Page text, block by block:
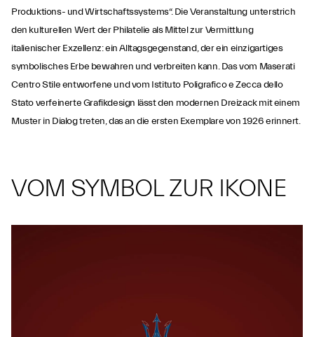
Produktions- und Wirtschaftssystems“. Die Veranstaltung unterstrich
den kulturellen Wert der Philatelie als Mittel zur Vermittlung
italienischer Exzellenz: ein Alltagsgegenstand, der ein einzigartiges
symbolisches Erbe bewahren und verbreiten kann. Das vom Maserati
Centro Stile entworfene und vom Istituto Poligrafico e Zecca dello
Stato verfeinerte Grafikdesign lässt den modernen Dreizack mit einem
Muster in Dialog treten, das an die ersten Exemplare von 1926 erinnert.
VOM SYMBOL ZUR IKONE